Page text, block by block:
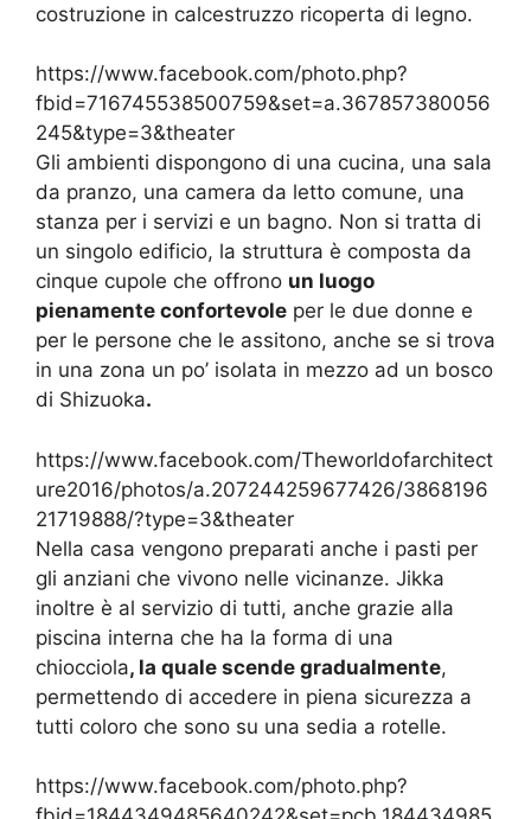
costruzione in calcestruzzo ricoperta di legno.
https://www.facebook.com/photo.php?
fbid=716745538500759&set=a.367857380056
245&type=3&theater
Gli ambienti dispongono di una cucina, una sala
da pranzo, una camera da letto comune, una
stanza per i servizi e un bagno. Non si tratta di
un singolo edificio, la struttura è composta da
cinque cupole che offrono un luogo
pienamente confortevole per le due donne e
per le persone che le assitono, anche se si trova
in una zona un po’ isolata in mezzo ad un bosco
di Shizuoka.
https://www.facebook.com/Theworldofarchitect
ure2016/photos/a.207244259677426/3868196
21719888/?type=3&theater
Nella casa vengono preparati anche i pasti per
gli anziani che vivono nelle vicinanze. Jikka
inoltre è al servizio di tutti, anche grazie alla
piscina interna che ha la forma di una
chiocciola, la quale scende gradualmente,
permettendo di accedere in piena sicurezza a
tutti coloro che sono su una sedia a rotelle.
https://www.facebook.com/photo.php?